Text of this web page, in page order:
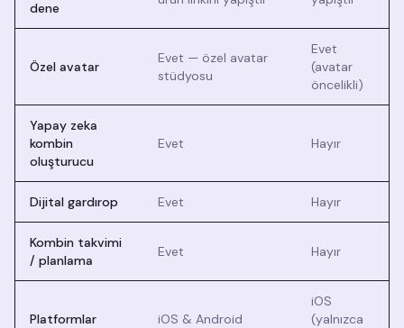
dene
Özel avatar
Evet — özel avatar
stüdyosu
Evet
(avatar
öncelikli)
Yapay zeka
kombin
oluşturucu
Evet Hayır
Dijital gardırop Evet Hayır
Kombin takvimi
/ planlama
Evet Hayır
Platformlar iOS & Android
iOS
(yalnızca